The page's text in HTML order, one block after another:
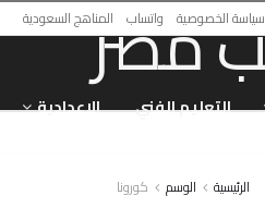
سياسة الخصوصية واتساب المناهج السعودية
التعليم الفني الاعدادية
الرئيسية الوسم كورونا